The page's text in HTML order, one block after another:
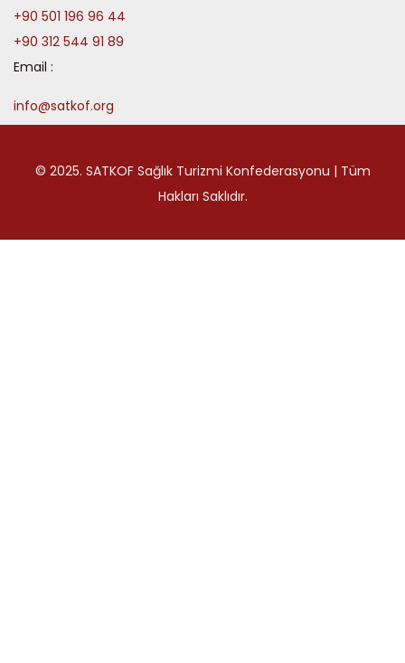
+90 501 196 96 44
+90 312 544 91 89
Email :
info@satkof.org
© 2025. SATKOF Sağlık Turizmi Konfederasyonu | Tüm
Hakları Saklıdır.